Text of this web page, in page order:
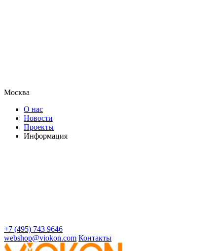
Москва
О нас
Новости
Проекты
Информация
+7 (495) 743 9646
webshop@viokon.com Контакты